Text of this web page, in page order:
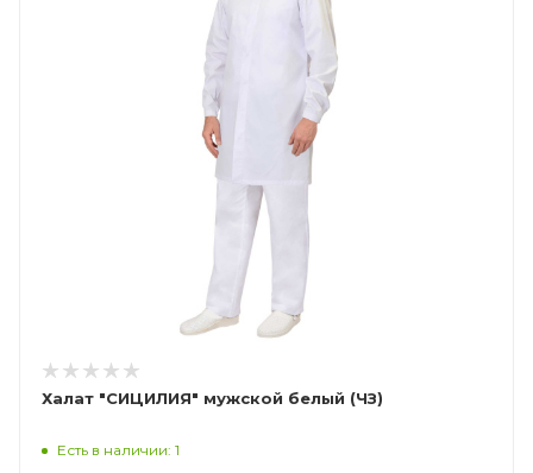
Халат "СИЦИЛИЯ" мужской белый (ЧЗ)
Есть в наличии: 1